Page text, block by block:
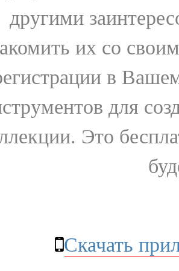
другими
их со
в
для
Это
Скачать